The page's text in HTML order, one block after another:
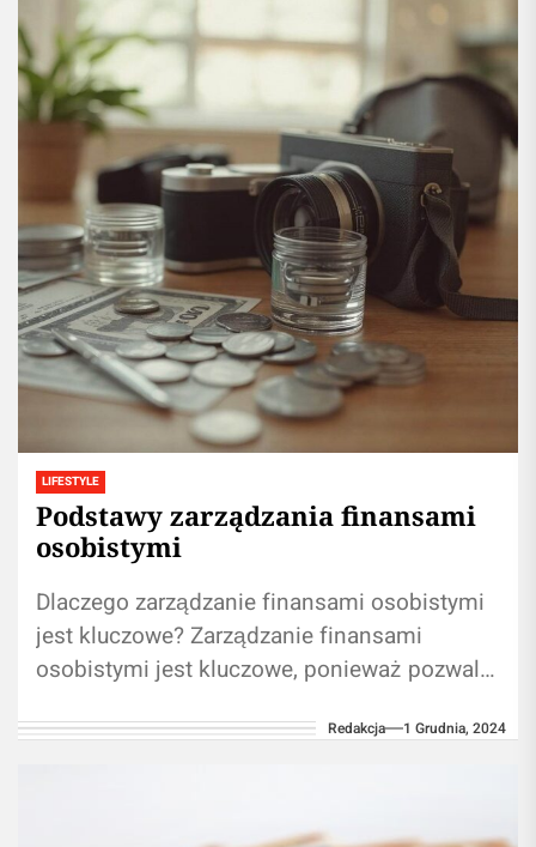
LIFESTYLE
Podstawy zarządzania finansami
osobistymi
Dlaczego zarządzanie finansami osobistymi
jest kluczowe? Zarządzanie finansami
osobistymi jest kluczowe, ponieważ pozwala
niezależności w długoterminowej
Redakcja 1 Grudnia, 2024